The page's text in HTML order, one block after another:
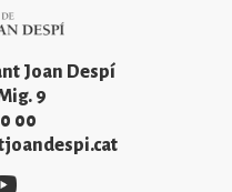
Joan Despí
9
00